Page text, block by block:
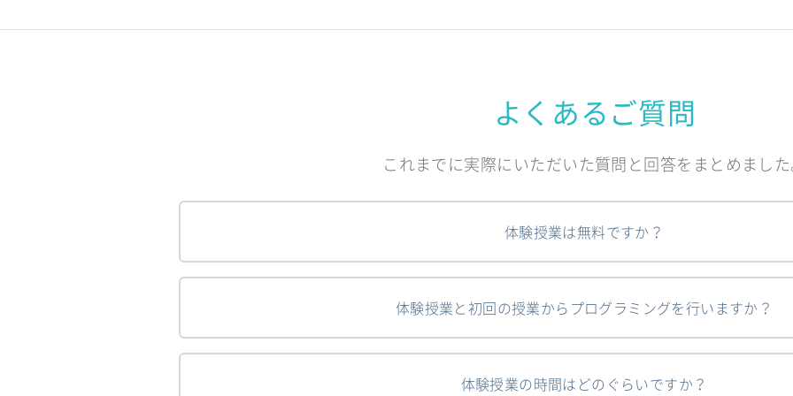
よくあるご質問
これまでに実際にいただいた質問と回答をまとめまし
体験授業は無料ですか？
体験授業と初回の授業からプログラミングを行いますか？
体験授業の時間はどのぐらいですか？